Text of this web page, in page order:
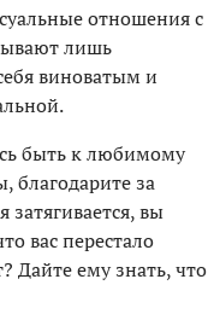
отношения с
лишь
виноватым и
быть к любимому
благодарите за
вы
вас перестало
Дайте ему знать, что